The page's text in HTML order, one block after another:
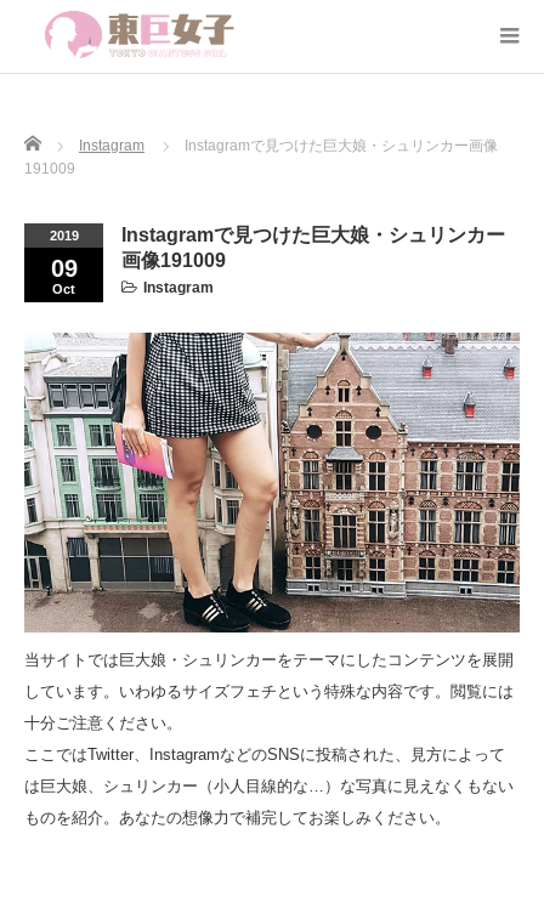
Home Instagram
Instagramで見つけた巨大娘・シュリンカー画像
191009
2019
09
Oct
Instagramで見つけた巨大娘・シュリンカー
画像191009
Instagram
当サイトでは巨大娘・シュリンカーをテーマにしたコンテンツを展開
しています。いわゆるサイズフェチという特殊な内容です。閲覧には
十分ご注意ください。
ここではTwitter、InstagramなどのSNSに投稿された、見方によって
は巨大娘、シュリンカー（小人目線的な…）な写真に見えなくもない
ものを紹介。あなたの想像力で補完してお楽しみください。